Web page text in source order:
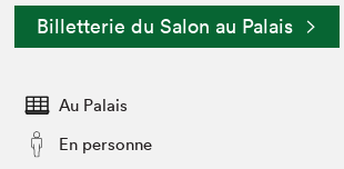
Actualités
SLM PRO
Préparer sa visite
Salon dans la ville et en ligne
Billetterie du Salon au Palais
Au Palais
En personne